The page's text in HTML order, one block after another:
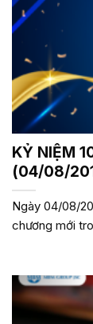
KỶ NIỆM
(04/08/
Ngày 04/08/
chương mới